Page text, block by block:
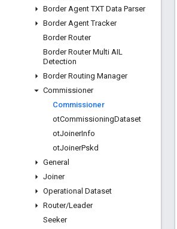
Border Agent TXT Data Parser
Border Agent Tracker
Border Router
Border Router Multi AIL
Detection
Border Routing Manager
Commissioner
Commissioner
otCommissioningDataset
otJoinerInfo
otJoinerPskd
General
Joiner
Operational Dataset
Router/Leader
Seeker